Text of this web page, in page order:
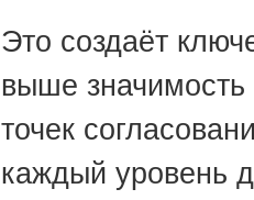
Это создаёт
выше
точек
каждый уровень